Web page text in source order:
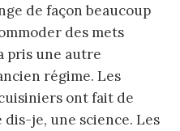
de façon beaucoup
des mets
pris une autre
régime. Les
ont fait de
je, une science. Les